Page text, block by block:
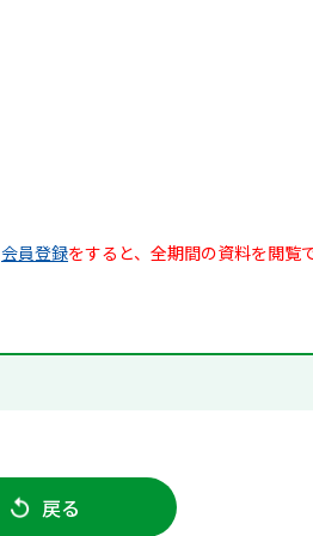
会員登録をすると、全期間の資料を閲覧
戻る